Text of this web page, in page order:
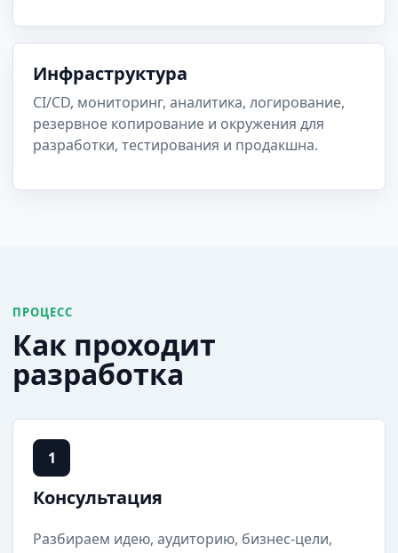
Инфраструктура
CI/CD, мониторинг, аналитика, логирование,
резервное копирование и окружения для
разработки, тестирования и продакшна.
ПРОЦЕСС
Как проходит
разработка
1
Консультация
Разбираем идею, аудиторию, бизнес-цели,